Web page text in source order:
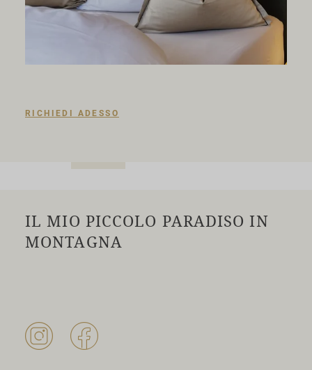
RICHIEDI ADESSO
IL MIO PICCOLO PARADISO IN
MONTAGNA